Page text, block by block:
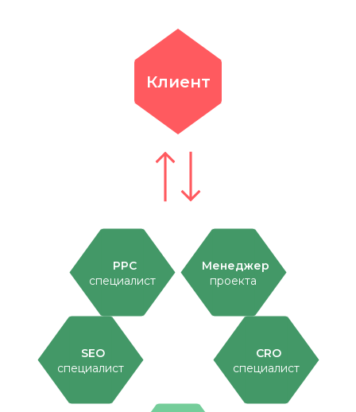
Клиент
SEO
специалист
PPC
специалист
Менеджер
проекта
CRO
специалист